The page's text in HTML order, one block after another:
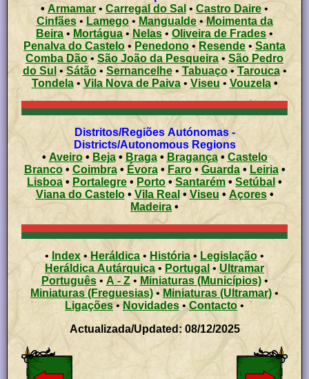
• Armamar • Carregal do Sal • Castro Daire •
Cinfães• Lamego• Mangualde•Moimenta da
Beira • Mortágua• Nelas • Oliveira de Frades•
Penalva do Castelo • Penedono • Resende • Santa
Comba Dão• São João da Pesqueira •São Pedro
do Sul •Sátão• Sernancelhe• Tabuaço•Tarouca•
Tondela• Vila Nova de Paiva• Viseu • Vouzela •
Distritos/Regiões Autónomas -
Districts/Autonomous Regions
• Aveiro• Beja• Braga• Bragança• Castelo
Branco• Coimbra• Évora• Faro•Guarda• Leiria•
Lisboa• Portalegre • Porto•Santarém • Setúbal •
Viana do Castelo• Vila Real •Viseu • Açores •
Madeira •
• Index • Heráldica • História • Legislação •
Heráldica Autárquica • Portugal •Ultramar
Português• A - Z• Miniaturas (Municípios)•
Miniaturas (Freguesias)•Miniaturas (Ultramar) •
Ligações•Novidades •Contacto •
Actualizada/Updated: 08/12/2025